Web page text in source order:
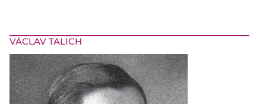
VÁCLAV TALICH